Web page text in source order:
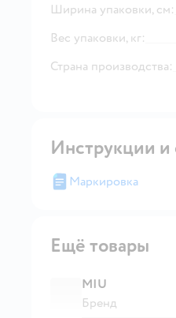
Ширина упаковки, см:
Вес упаковки, кг:
Страна производства:
Инструкции и
Маркировка
Ещё товары
MIU
Бренд